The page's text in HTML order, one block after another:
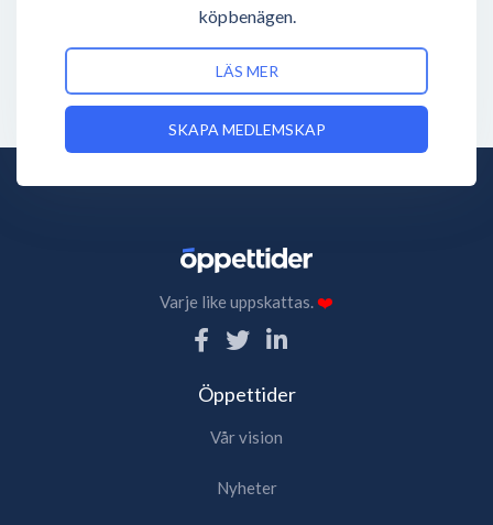
köpbenägen.
LÄS MER
SKAPA MEDLEMSKAP
Varje like uppskattas.❤️
Öppettider
Vår vision
Nyheter